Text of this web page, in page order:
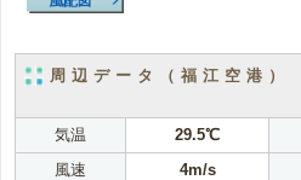
周辺データ（福江空港）
気温 29.5℃
風速
4m/s